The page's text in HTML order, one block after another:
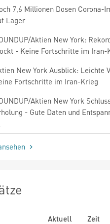
7,6 Millionen Dosen Corona-
Lager
Aktien New York:
- Keine Fortschritte im Iran-
New York Ausblick: Leichte
Fortschritte im Iran-Krieg
Aktien New York
- Gute Daten und
Aktuell
Zeit